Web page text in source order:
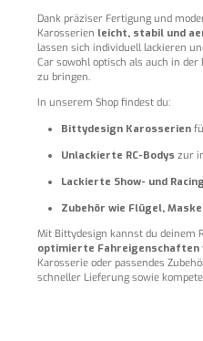
Dank präziser Fertigung und
Karosserien leicht, stabil und
lassen sich individuell lackieren
Car sowohl optisch als auch in
zu bringen.
In unserem Shop findest du:
Bittydesign Karosserien
Unlackierte RC-Bodys zur
Lackierte Show- und
Zubehör wie Flügel,
Mit Bittydesign kannst du deinem
optimierte Fahreigenschaften
Karosserie oder passendes
schneller Lieferung sowie